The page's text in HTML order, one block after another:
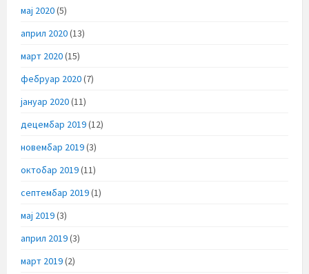
мај 2020(5)
април 2020(13)
март 2020(15)
фебруар 2020(7)
јануар 2020(11)
децембар 2019(12)
новембар 2019(3)
октобар 2019(11)
септембар 2019(1)
мај 2019(3)
април 2019(3)
март 2019(2)